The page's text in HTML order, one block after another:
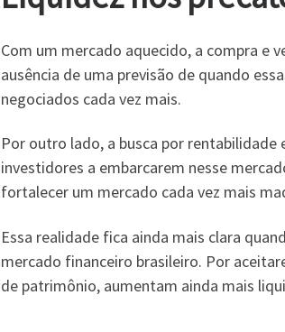
Com um mercado aquecido, a compra e
ausência de uma previsão de quando
negociados cada vez mais.
Por outro lado, a busca por
investidores a embarcarem nesse
fortalecer um mercado cada vez mais
Essa realidade fica ainda mais clara
mercado financeiro brasileiro. Por
de patrimônio, aumentam ainda mais